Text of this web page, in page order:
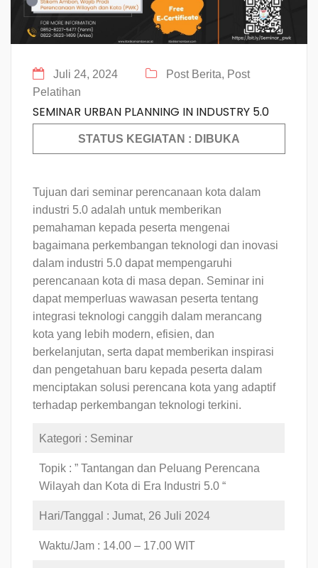
Juli 24, 2024 Post Berita, Post
Pelatihan
SEMINAR URBAN PLANNING IN INDUSTRY 5.0
STATUS KEGIATAN : DIBUKA
Tujuan dari seminar perencanaan kota dalam
industri 5.0 adalah untuk memberikan
pemahaman kepada peserta mengenai
bagaimana perkembangan teknologi dan inovasi
dalam industri 5.0 dapat mempengaruhi
perencanaan kota di masa depan. Seminar ini
dapat memperluas wawasan peserta tentang
integrasi teknologi canggih dalam merancang
kota yang lebih modern, efisien, dan
berkelanjutan, serta dapat memberikan inspirasi
dan pengetahuan baru kepada peserta dalam
menciptakan solusi perencana kota yang adaptif
terhadap perkembangan teknologi terkini.
Kategori : Seminar
Topik : ” Tantangan dan Peluang Perencana
Wilayah dan Kota di Era Industri 5.0 “
Hari/Tanggal : Jumat, 26 Juli 2024
Waktu/Jam : 14.00 – 17.00 WIT